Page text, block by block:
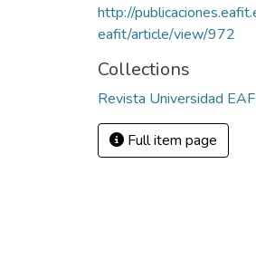
http://
eafit/article/view/972
Collections
Revista Universidad
Full item page